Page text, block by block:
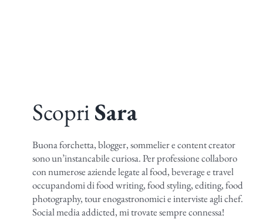
ScopriSara
Buona forchetta, blogger, sommelier e content creator
sono un’instancabile curiosa. Per professione collaboro
con numerose aziende legate al food, beverage e travel
occupandomi di food writing, food styling, editing, food
photography, tour enogastronomici e interviste agli chef.
Social media addicted, mi trovate sempre connessa!